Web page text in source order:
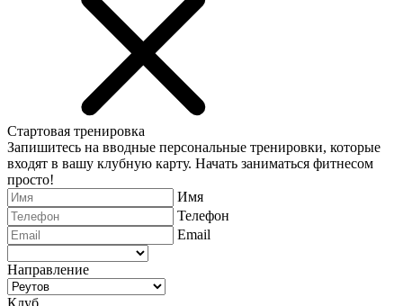
Стартовая тренировка
Запишитесь на вводные персональные тренировки, которые
входят в вашу клубную карту. Начать заниматься фитнесом
просто!
Имя
Телефон
Email
Направление
Клуб